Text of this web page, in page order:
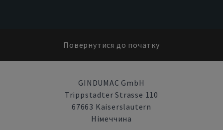
Повернутися до початку
GINDUMAC GmbH
Trippstadter Strasse 110
67663 Kaiserslautern
Німеччина